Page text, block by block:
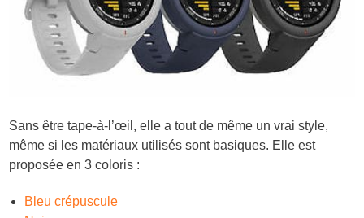
Sans être tape-à-l’œil, elle a tout de même un vrai style,
même si les matériaux utilisés sont basiques. Elle est
proposée en 3 coloris :
Bleu crépuscule